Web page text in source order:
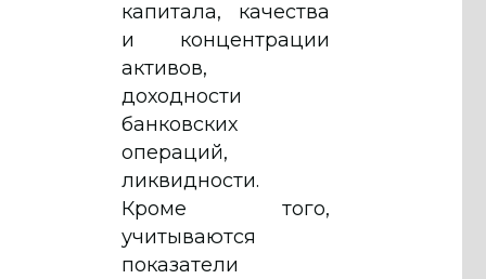
капитала, качества
и концентрации
активов,
доходности
банковских
операций,
ликвидности.
Кроме того,
учитываются
показатели